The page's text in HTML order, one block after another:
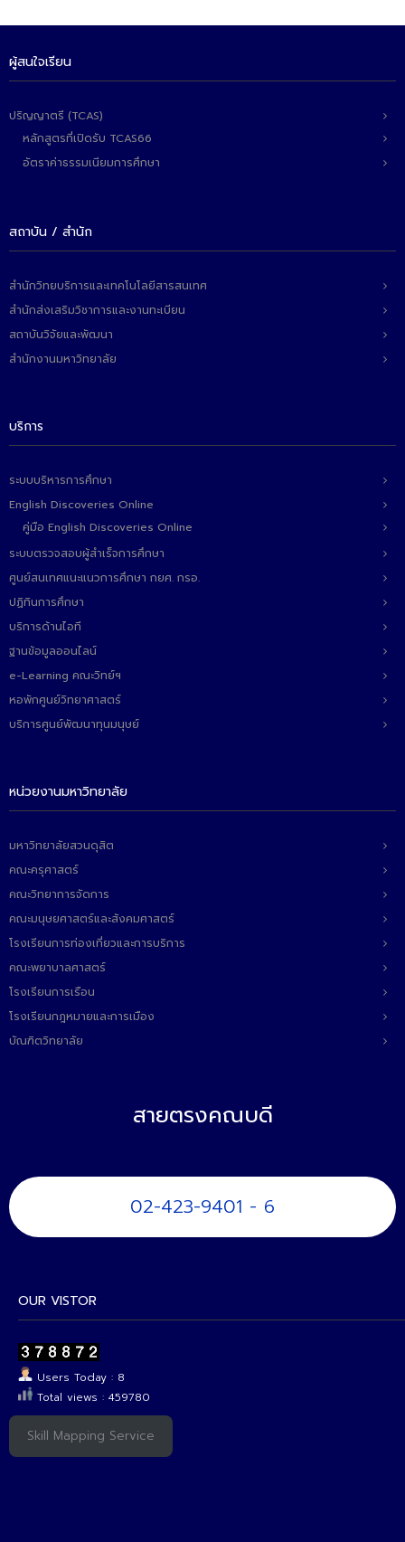
ผลงานคณะ
- ฐานข้อมูลงานวิจัย
- โครงการบริหารจัดการพื้นที่ 10 ไร่ ด้านหลังโรงสีข้าว
สวนดุสิต จังหวัดปราจีนบุรี
- ผลงาน/รางวัล
- งานวิจัย/นวัตกรรม
ติดต่อเรา
ผู้สนใจเรียน
ปริญญาตรี (TCAS)
หลักสูตรที่เปิดรับ TCAS66
อัตราค่าธรรมเนียมการศึกษา
สถาบัน / สำนัก
สำนักวิทยบริการและเทคโนโลยีสารสนเทศ
สำนักส่งเสริมวิชาการและงานทะเบียน
สถาบันวิจัยและพัฒนา
สำนักงานมหาวิทยาลัย
บริการ
ระบบบริหารการศึกษา
English Discoveries Online
คู่มือ English Discoveries Online
ระบบตรวจสอบผู้สำเร็จการศึกษา
ศูนย์สนเทศแนะแนวการศึกษา กยศ. กรอ.
ปฏิทินการศึกษา
บริการด้านไอที
ฐานข้อมูลออนไลน์
e-Learning คณะวิทย์ฯ
หอพักศูนย์วิทยาศาสตร์
บริการศูนย์พัฒนาทุนมนุษย์
หน่วยงานมหาวิทยาลัย
มหาวิทยาลัยสวนดุสิต
คณะครุศาสตร์
คณะวิทยาการจัดการ
คณะมนุษยศาสตร์และสังคมศาสตร์
โรงเรียนการท่องเที่ยวและการบริการ
คณะพยาบาลศาสตร์
โรงเรียนการเรือน
โรงเรียนกฎหมายและการเมือง
บัณฑิตวิทยาลัย
สายตรงคณบดี
02-423-9401 - 6
OUR VISTOR
Users Today : 8
Total views : 459780
Skill Mapping Service